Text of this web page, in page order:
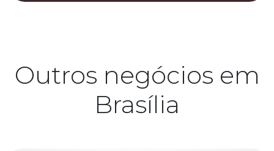
Outros negócios em
Brasília